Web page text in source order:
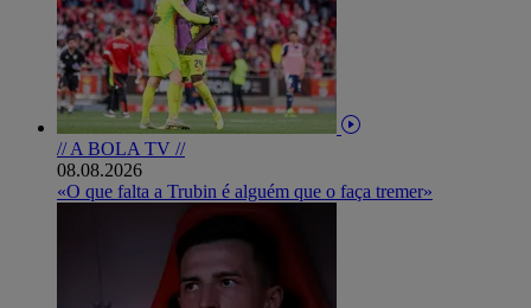
// A BOLA TV //
08.08.2026
«O que falta a Trubin é alguém que o faça tremer»